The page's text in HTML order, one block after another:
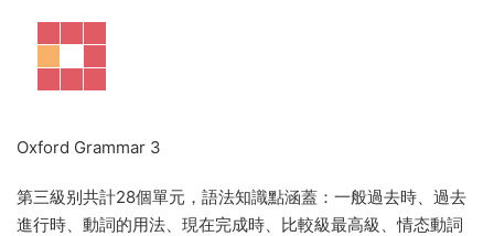
Oxford Grammar 3
第三級别共計28個單元，語法知識點涵蓋：一般過去時、過去
進行時、動詞的用法、現在完成時、比較級最高級、情态動詞